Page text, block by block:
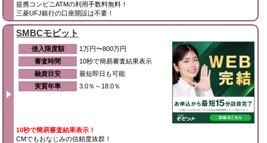
提携コンビニATMの利用手数料無料！
三菱UFJ銀行の口座開設は不要！
SMBCモビット
借入限度額
1万円〜800万円
審査時間
10秒で簡易審査結果表示
融資目安
最短即日も可能
実質年率
3.0％～18.0％
10秒で簡易審査結果表示！
CMでもおなじみの信頼度抜群！